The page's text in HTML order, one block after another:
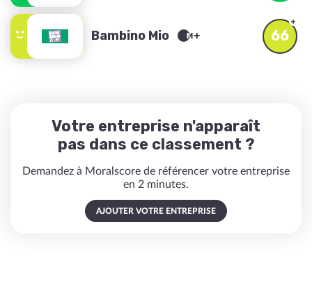
Bambino Mio 66
Votre entreprise n'apparaît
pas dans ce classement ?
Demandez à Moralscore de référencer votre entreprise
en 2 minutes.
AJOUTER VOTRE ENTREPRISE